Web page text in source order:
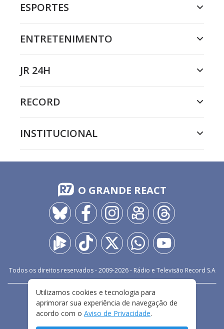
ESPORTES
ENTRETENIMENTO
JR 24H
RECORD
INSTITUCIONAL
O GRANDE REACT
Todos os direitos reservados - 2009-2026- Rádio e Televisão Record S.A
FALE CONOSCO
PRIVACIDADE
TERMOS E CONDIÇÕES DE USO
Utilizamos cookies e tecnologia para
aprimorar sua experiência de navegação de
acordo com o Aviso de Privacidade.